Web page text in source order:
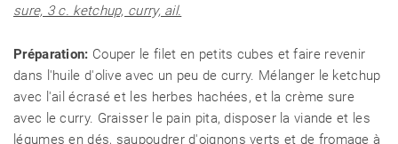
sure, 3 c. ketchup, curry, ail.
Préparation: Couper le filet en petits cubes et faire revenir
dans l'huile d'olive avec un peu de curry. Mélanger le ketchup
avec l'ail écrasé et les herbes hachées, et la crème sure
avec le curry. Graisser le pain pita, disposer la viande et les
légumes en dés, saupoudrer d'oignons verts et de fromage à